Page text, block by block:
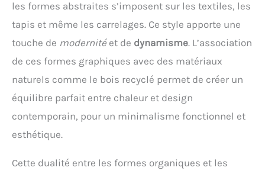
les formes abstraites s’imposent sur les textiles, les
tapis et même les carrelages. Ce style apporte une
touche de modernitéet de dynamisme. L’association
de ces formes graphiques avec des matériaux
naturels comme le bois recyclé permet de créer un
équilibre parfait entre chaleur et design
contemporain, pour un minimalisme fonctionnel et
esthétique.
Cette dualité entre les formes organiques et les